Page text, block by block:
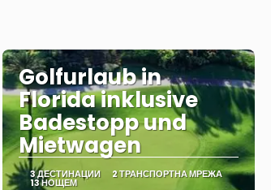
Golfurlaub in
Florida inklusive
Badestopp und
Mietwagen
3 ДЕСТИНАЦИИ 2 ТРАНСПОРТНА МРЕЖА
13 НОЩЕМ